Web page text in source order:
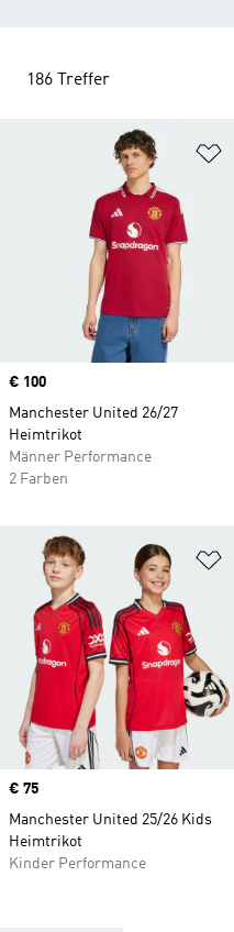
186 Treffer
Price
€ 100
Manchester United 26/27
Heimtrikot
Männer Performance
2 Farben
Price
€ 75
Manchester United 25/26 Kids
Heimtrikot
Kinder Performance